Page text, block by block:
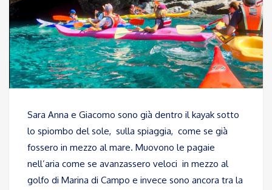
Sara Anna e Giacomo sono già dentro il kayak sotto
lo spiombo del sole, sulla spiaggia, come se già
fossero in mezzo al mare. Muovono le pagaie
nell’aria come se avanzassero veloci in mezzo al
golfo di Marina di Campo e invece sono ancora tra la